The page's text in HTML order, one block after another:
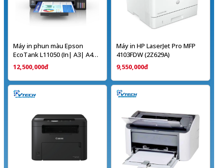
Máy in phun màu Epson
EcoTank L11050 (In| A3| A4|
USB| WIFI)
12,500,000đ
Máy in HP LaserJet Pro MFP
4103FDW (2Z629A)
9,550,000đ